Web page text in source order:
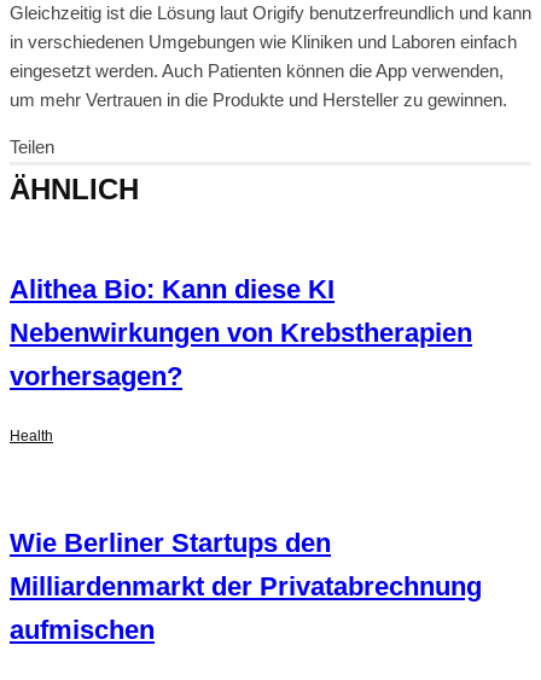
Gleichzeitig ist die Lösung laut Origify benutzerfreundlich und kann
in verschiedenen Umgebungen wie Kliniken und Laboren einfach
eingesetzt werden. Auch Patienten können die App verwenden,
um mehr Vertrauen in die Produkte und Hersteller zu gewinnen.
Teilen
ÄHNLICH
Alithea Bio: Kann diese KI
Nebenwirkungen von Krebstherapien
vorhersagen?
Health
Wie Berliner Startups den
Milliardenmarkt der Privatabrechnung
aufmischen